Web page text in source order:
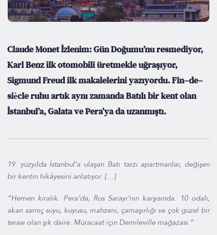
Claude Monet İzlenim: Gün Doğumu’nu resmediyor,
Karl Benz ilk otomobili üretmekle uğraşıyor,
Sigmund Freud ilk makalelerini yazıyordu. Fin–de–
siècle ruhu artık aynı zamanda Batılı bir kent olan
İstanbul’a, Galata ve Pera’ya da uzanmıştı.
19. yüzyılda İstanbul’a ulaşan Batı tarzı apartmanlar, değişen
bir kentin hikâyesini anlatıyor. […]
“Hemen kiralık. Pera’da, Rus Sarayı’nın karşısında. 10 odalı,
akan sarnıç suyu, kuyusu, mahzeni, çamaşırlığı ve çok güzel bir
terası olan şık daire. Müracaat için Demileville mağazası.”